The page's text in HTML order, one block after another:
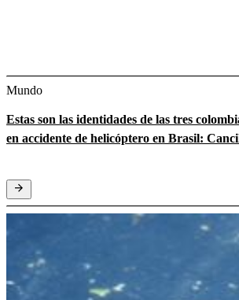
Mundo
Estas son las identidades de las tres
en accidente de helicóptero en Brasil: